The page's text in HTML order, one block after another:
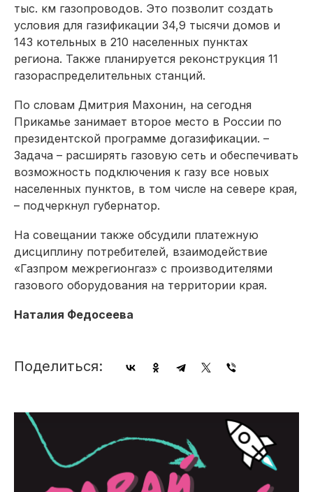
тыс. км газопроводов. Это позволит создать
условия для газификации 34,9 тысячи домов и
143 котельных в 210 населенных пунктах
региона. Также планируется реконструкция 11
газораспределительных станций.
По словам Дмитрия Махонин, на сегодня
Прикамье занимает второе место в России по
президентской программе догазификации. –
Задача – расширять газовую сеть и обеспечивать
возможность подключения к газу все новых
населенных пунктов, в том числе на севере края,
– подчеркнул губернатор.
На совещании также обсудили платежную
дисциплину потребителей, взаимодействие
«Газпром межрегионгаз» с производителями
газового оборудования на территории края.
Наталия Федосеева
Поделиться: